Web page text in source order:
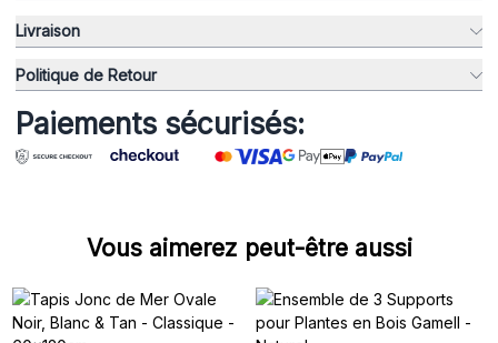
Livraison
Politique de Retour
Paiements sécurisés:
Vous aimerez peut-être aussi